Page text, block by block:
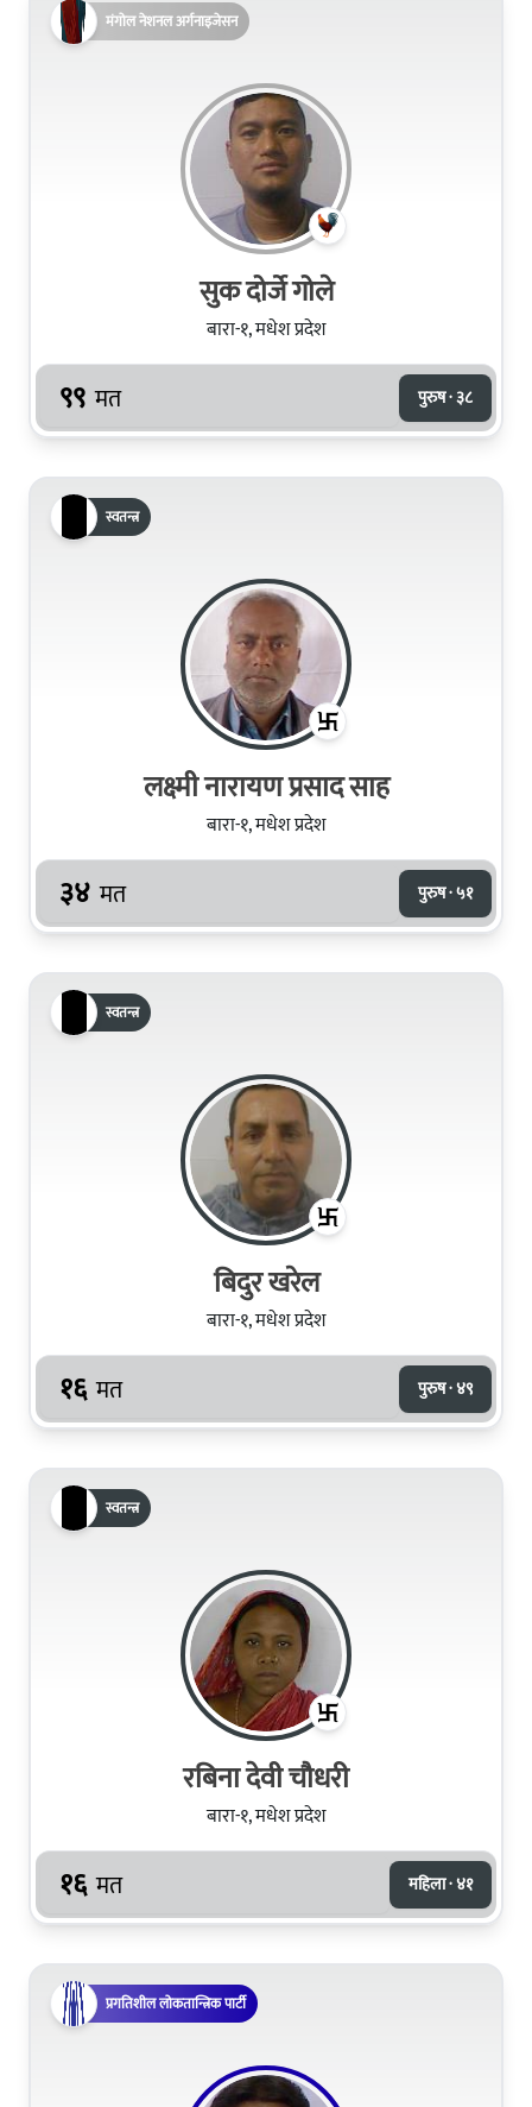
मंगोल नेशनल अर्गनाइजेसन
सुक दोर्जे गोले
बारा-१, मधेश प्रदेश
९९ मत पुरुष · ३८
स्वतन्त्र
लक्ष्मी नारायण प्रसाद साह
बारा-१, मधेश प्रदेश
३४ मत पुरुष · ५१
स्वतन्त्र
बिदुर खरेल
बारा-१, मधेश प्रदेश
१६ मत पुरुष · ४९
स्वतन्त्र
रबिना देवी चौधरी
बारा-१, मधेश प्रदेश
१६ मत महिला · ४१
प्रगतिशील लोकतान्त्रिक पार्टी